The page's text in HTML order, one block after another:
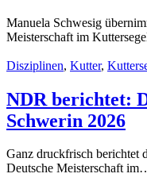
Manuela Schwesig
Meisterschaft im
Disziplinen, Kutter,
NDR berichtet:
Schwerin 2026
Ganz druckfrisch berichtet
Deutsche Meisterschaft